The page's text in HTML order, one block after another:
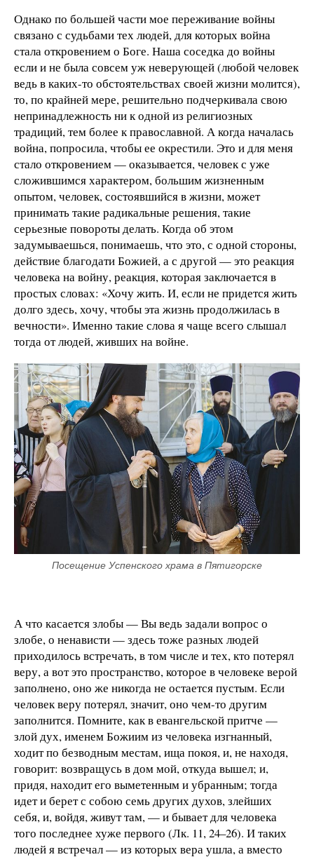
Однако по большей части мое переживание войны
связано с судьбами тех людей, для которых война
стала откровением о Боге. Наша соседка до войны
если и не была совсем уж неверующей (любой человек
ведь в каких-то обстоятельствах своей жизни молится),
то, по крайней мере, решительно подчеркивала свою
непринадлежность ни к одной из религиозных
традиций, тем более к православной. А когда началась
война, попросила, чтобы ее окрестили. Это и для меня
стало откровением — оказывается, человек с уже
сложившимся характером, большим жизненным
опытом, человек, состоявшийся в жизни, может
принимать такие радикальные решения, такие
серьезные повороты делать. Когда об этом
задумываешься, понимаешь, что это, с одной стороны,
действие благодати Божией, а с другой — это реакция
человека на войну, реакция, которая заключается в
простых словах: «Хочу жить. И, если не придется жить
долго здесь, хочу, чтобы эта жизнь продолжилась в
вечности». Именно такие слова я чаще всего слышал
тогда от людей, живших на войне.
Посещение Успенского храма в Пятигорске
А что касается злобы — Вы ведь задали вопрос о
злобе, о ненависти — здесь тоже разных людей
приходилось встречать, в том числе и тех, кто потерял
веру, а вот это пространство, которое в человеке верой
заполнено, оно же никогда не остается пустым. Если
человек веру потерял, значит, оно чем-то другим
заполнится. Помните, как в евангельской притче —
злой дух, именем Божиим из человека изгнанный,
ходит по безводным местам, ища покоя, и, не находя,
говорит: возвращусь в дом мой, откуда вышел; и,
придя, находит его выметенным и убранным; тогда
идет и берет с собою семь других духов, злейших
себя, и, войдя, живут там, — и бывает для человека
того последнее хуже первого (Лк. 11, 24–26). И таких
людей я встречал — из которых вера ушла, а вместо